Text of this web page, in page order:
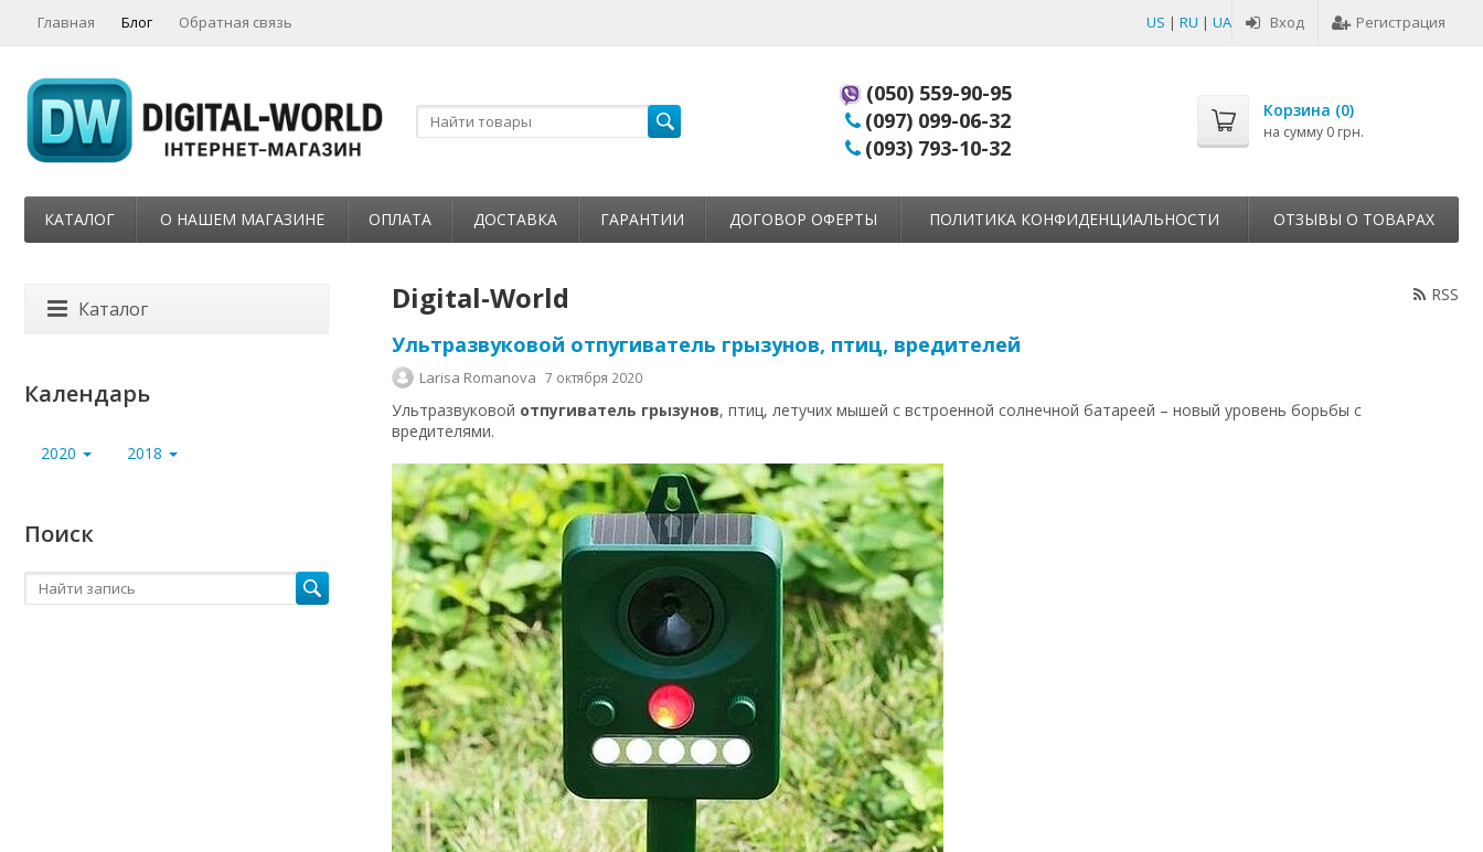
US | RU | UA Вход Регистрация
Главная Блог Обратная связь
(050) 559-90-95
(097) 099-06-32
(093) 793-10-32
Корзина (0)
на сумму 0 грн.
КАТАЛОГ О НАШЕМ МАГАЗИНЕ ОПЛАТА ДОСТАВКА ГАРАНТИИ ДОГОВОР ОФЕРТЫ ПОЛИТИКА КОНФИДЕНЦИАЛЬНОСТИ ОТЗЫВЫ О ТОВАРАХ
RSS
Digital-World
Ультразвуковой отпугиватель грызунов, птиц, вредителей
Larisa Romanova 7 октября 2020
Ультразвуковой отпугиватель грызунов, птиц, летучих мышей с встроенной солнечной батареей – новый уровень борьбы с
вредителями.
Каталог
Календарь
2020 2018
Поиск